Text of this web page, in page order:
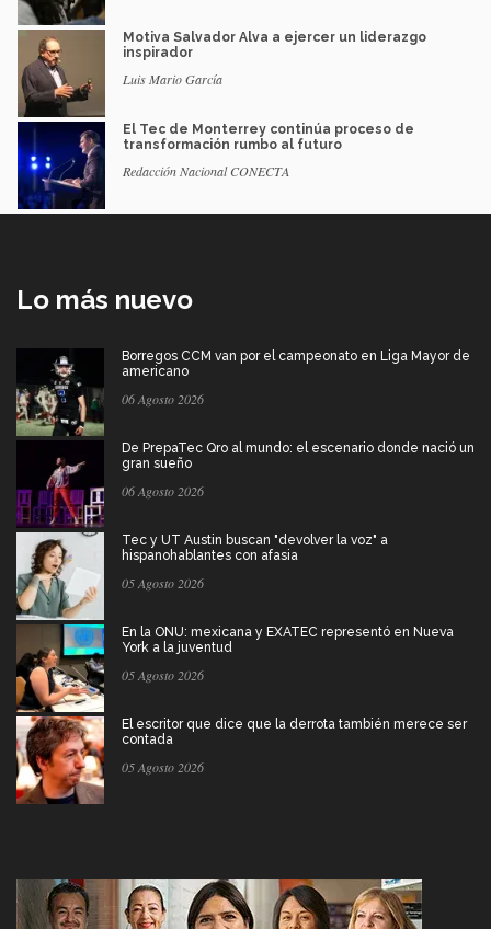
Motiva Salvador Alva a ejercer un liderazgo
inspirador
Luis Mario García
El Tec de Monterrey continúa proceso de
transformación rumbo al futuro
Redacción Nacional CONECTA
Lo más nuevo
Borregos CCM van por el campeonato en Liga Mayor de
americano
06 Agosto 2026
De PrepaTec Qro al mundo: el escenario donde nació un
gran sueño
06 Agosto 2026
Tec y UT Austin buscan "devolver la voz" a
hispanohablantes con afasia
05 Agosto 2026
En la ONU: mexicana y EXATEC representó en Nueva
York a la juventud
05 Agosto 2026
El escritor que dice que la derrota también merece ser
contada
05 Agosto 2026